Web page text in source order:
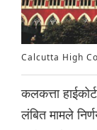
Calcutta High
कलकत्ता
लंबित मामले